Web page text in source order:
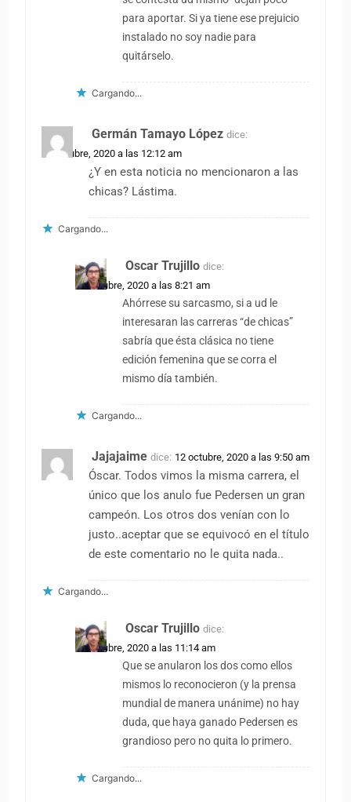
para aportar. Si ya tiene ese prejuicio
instalado no soy nadie para
quitárselo.
Cargando...
Germán Tamayo López dice:
12 octubre, 2020 a las 12:12 am
¿Y en esta noticia no mencionaron a las
chicas? Lástima.
Cargando...
Oscar Trujillo dice:
12 octubre, 2020 a las 8:21 am
Ahórrese su sarcasmo, si a ud le
interesaran las carreras “de chicas”
sabría que ésta clásica no tiene
edición femenina que se corra el
mismo día también.
Cargando...
Jajajaime dice: 12 octubre, 2020 a las 9:50 am
Óscar. Todos vimos la misma carrera, el
único que los anulo fue Pedersen un gran
campeón. Los otros dos venían con lo
justo..aceptar que se equivocó en el título
de este comentario no le quita nada..
Cargando...
Oscar Trujillo dice:
12 octubre, 2020 a las 11:14 am
Que se anularon los dos como ellos
mismos lo reconocieron (y la prensa
mundial de manera unánime) no hay
duda, que haya ganado Pedersen es
grandioso pero no quita lo primero.
Cargando...